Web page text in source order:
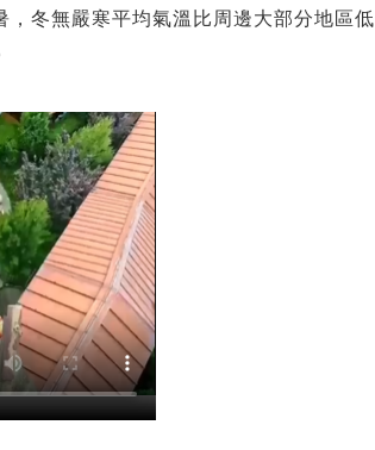
冬無嚴寒平均氣溫比周邊大部分地區低